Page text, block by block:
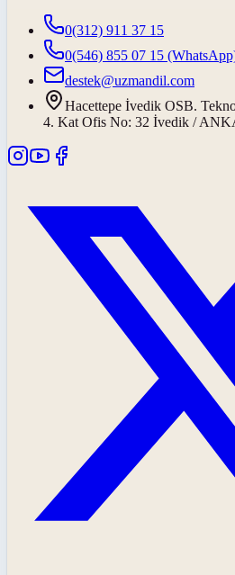
0(312) 911 37 15
0(546) 855 07 15
destek@uzmandil.com
Hacettepe İvedik OSB.
4. Kat Ofis No: 32 İvedik /